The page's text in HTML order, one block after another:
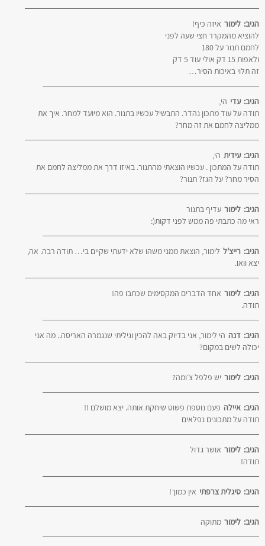
לימור הגיב:
איזה כיף!
להוציא מהמקרר חצי שעה לפני
לחמם תנור על 180
ולאפות 15 דק אולי עוד 5 דק
זה תלוי באיכות הסיר…
עדי הגיב:
הי,
תודה על עוד מתכון נהדר. התבשיל עכשיו בתנור. הוא מיועד למחר. איך את
ממליצה לחמם את זה מחר?
עידית הגיב:
הי,
תודה על המתכון . עכשיו הוצאתי מהתנור. באיזו דרך את ממליצה לחמם את
הסיר מחר? על הגז? תנור?
לימור הגיב:
עדיף בתנור
ראי מה כתבתי פה ממש לפני דקות(:
רייצ'ל הגיב:
לימור, הוצאת ממני משהו שלא ידעתי שקיים בי… תודה רבה. אה,
יצא וואו.
לימור הגיב:
אחד הדברים המקסימים שכתבו פה!
תודה.
דנה הגיב:
הי לימור, אני בדיוק באה להכין וגיליתי שנגמרה האריסה.. מה אני
יכולה לשים במקום?
לימור הגיב: יש פלפל צ׳ומה?
איילה הגיב:
פעם נוספת פשוט שיחקת אותה. יצא מושלם !!
תודה על מתכונים נפלאים
לימור הגיב:
אושר גדול
תודה!
סיגלית צרפתי הגיב: אין כמוך!
לימור הגיב: מתוקה